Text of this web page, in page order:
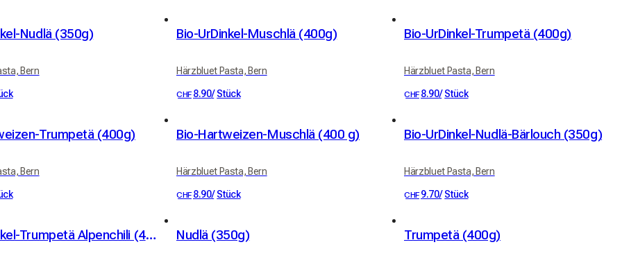
Nudlä (350g)
Bern
Bio-UrDinkel-Muschlä (400g)
Härzbluet Pasta, Bern
CHF 8.90/ Stück
Bio-UrDinkel-Trumpetä (400g)
Härzbluet Pasta, Bern
CHF 8.90/ Stück
Trumpetä (400g)
Bern
Bio-Hartweizen-Muschlä (400 g)
Härzbluet Pasta, Bern
CHF 8.90/ Stück
Bio-UrDinkel-Nudlä-Bärlouch (350g)
Härzbluet Pasta, Bern
CHF 9.70/ Stück
Bio-UrDinkel-Trumpetä Alpenchili (400g) Nudlä (350g) Trumpetä (400g)